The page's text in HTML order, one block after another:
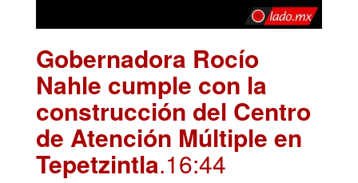
Gobernadora Rocío
Nahle cumple con la
construcción del Centro
de Atención Múltiple en
Tepetzintla.16:44